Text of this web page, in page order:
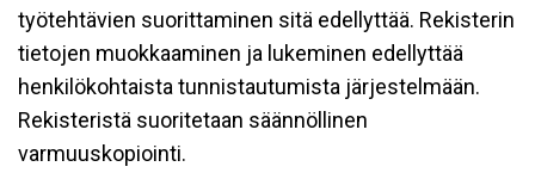
työtehtävien suorittaminen sitä edellyttää. Rekisterin
tietojen muokkaaminen ja lukeminen edellyttää
henkilökohtaista tunnistautumista järjestelmään.
Rekisteristä suoritetaan säännöllinen
varmuuskopiointi.